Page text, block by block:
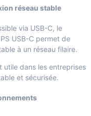
réseau stable
via USB-C, le
USB-C permet de
à un réseau filaire.
utile dans les entreprises
et sécurisée.